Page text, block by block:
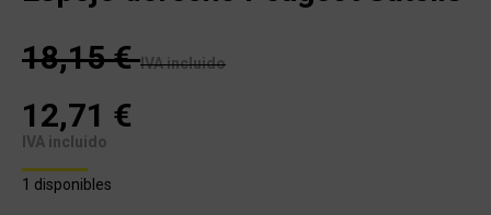
18,15€ IVA incluido
12,71 €
IVA incluido
1 disponibles